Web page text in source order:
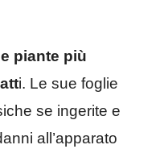
piante più
i. Le sue foglie
se ingerite e
all’apparato